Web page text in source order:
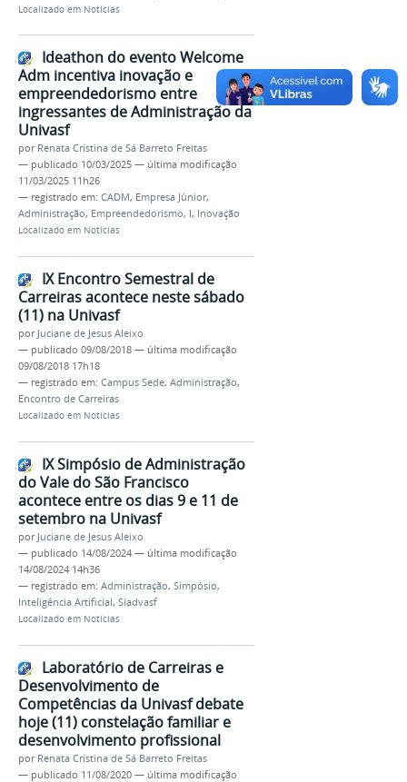
Localizado em Notícias
Ideathon do evento Welcome
Adm incentiva inovação e
empreendedorismo entre
ingressantes de Administração da
Univasf
por Renata Cristina de Sá Barreto Freitas
— publicado 10/03/2025 — última modificação
11/03/2025 11h26
— registrado em: CADM, Empresa Júnior,
Administração, Empreendedorismo, I, Inovação
Localizado em Notícias
IX Encontro Semestral de
Carreiras acontece neste sábado
(11) na Univasf
por Juciane de Jesus Aleixo
— publicado 09/08/2018 — última modificação
09/08/2018 17h18
— registrado em: Campus Sede, Administração,
Encontro de Carreiras
Localizado em Notícias
IX Simpósio de Administração
do Vale do São Francisco
acontece entre os dias 9 e 11 de
setembro na Univasf
por Juciane de Jesus Aleixo
— publicado 14/08/2024 — última modificação
14/08/2024 14h36
— registrado em: Administração, Simpósio,
Inteligência Artificial, Siadvasf
Localizado em Notícias
Laboratório de Carreiras e
Desenvolvimento de
Competências da Univasf debate
hoje (11) constelação familiar e
desenvolvimento profissional
por Renata Cristina de Sá Barreto Freitas
— publicado 11/08/2020 — última modificação